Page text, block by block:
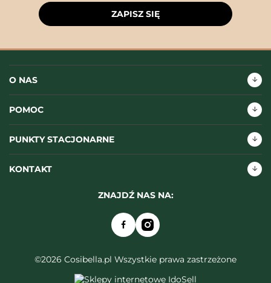
ZAPISZ SIĘ
O NAS
POMOC
PUNKTY STACJONARNE
KONTAKT
ZNAJDŹ NAS NA:
©2026 Cosibella.pl Wszystkie prawa zastrzeżone